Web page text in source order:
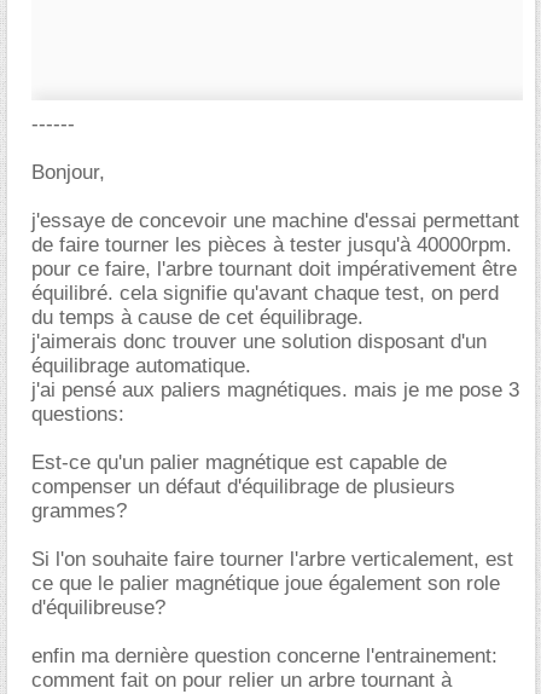
------
Bonjour,
j'essaye de concevoir une machine d'essai permettant
de faire tourner les pièces à tester jusqu'à 40000rpm.
pour ce faire, l'arbre tournant doit impérativement être
équilibré. cela signifie qu'avant chaque test, on perd
du temps à cause de cet équilibrage.
j'aimerais donc trouver une solution disposant d'un
équilibrage automatique.
j'ai pensé aux paliers magnétiques. mais je me pose 3
questions:
Est-ce qu'un palier magnétique est capable de
compenser un défaut d'équilibrage de plusieurs
grammes?
Si l'on souhaite faire tourner l'arbre verticalement, est
ce que le palier magnétique joue également son role
d'équilibreuse?
enfin ma dernière question concerne l'entrainement:
comment fait on pour relier un arbre tournant à